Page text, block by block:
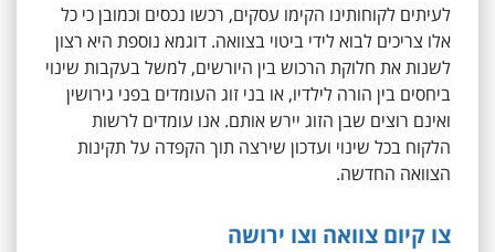
לעיתים לקוחותינו הקימו עסקים, רכשו נכסים וכמובן כי כל
אלו צריכים לבוא לידי ביטוי בצוואה. דוגמא נוספת היא רצון
לשנות את חלוקת הרכוש בין היורשים, למשל בעקבות שינוי
ביחסים בין הורה לילדיו, או בני זוג העומדים בפני גירושין
ואינם רוצים שבן הזוג יירש אותם. אנו עומדים לרשות
הלקוח בכל שינוי ועדכון שירצה תוך הקפדה על תקינות
הצוואה החדשה.
צו קיום צוואה וצו ירושה